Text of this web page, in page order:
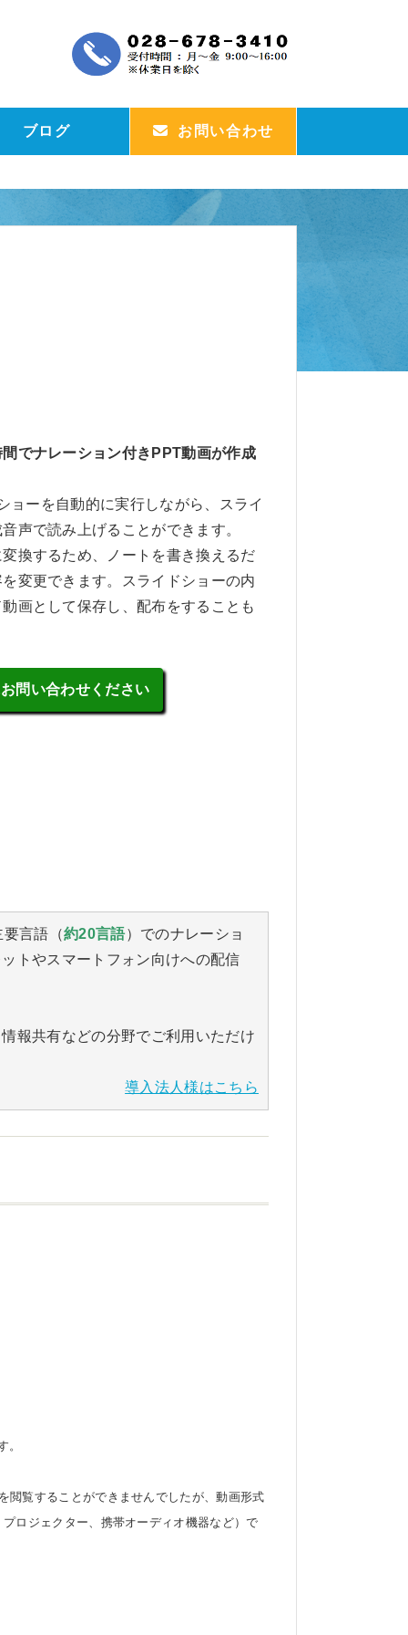
ブログ お問い合わせ
でナレーション付きPPT動画が作成
ョーを自動的に実行しながら、スライ
声で読み上げることができます。
換するため、ノートを書き換えるだ
変更できます。スライドショーの内
画として保存し、配布をすることも
問い合わせください
要言語（約20言語）でのナレーショ
トやスマートフォン向けへの配信
報共有などの分野でご利用いただけ
導入法人様はこちら
。
閲覧することができませんでしたが、動画形式
ロジェクター、携帯オーディオ機器など）で